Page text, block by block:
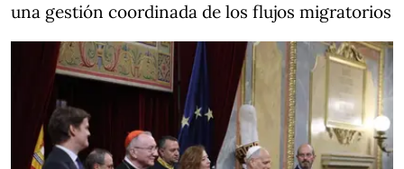
una gestión coordinada de los flujos migratorios